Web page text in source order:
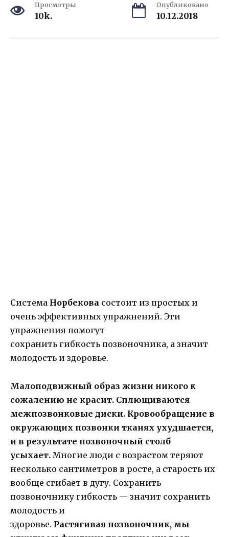
Просмотры
10k.
Опубликовано
10.12.2018
Система Норбекова состоит из простых и
очень эффективных упражнений. Эти
упражнения помогут
сохранить гибкость позвоночника, а значит
молодость и здоровье.
Малоподвижный образ жизни никого к
сожалению не красит. Сплющиваются
межпозвонковые диски. Кровообращение в
окружающих позвонки тканях ухудшается,
и в результате позвоночный столб
усыхает. Многие люди с возрастом теряют
несколько сантиметров в росте, а старость их
вообще сгибает в дугу. Сохранить
позвоночнику гибкость — значит сохранить
молодость и
здоровье. Растягивая позвоночник, мы